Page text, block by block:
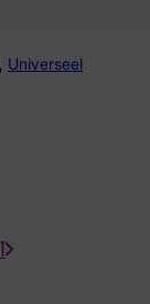
Universeel